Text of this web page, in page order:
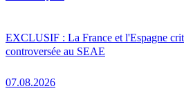
EXCLUSIF : La France et l'Espagne
controversée au SEAE
07.08.2026